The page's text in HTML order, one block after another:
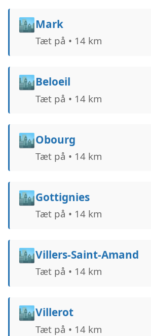
🏙️Mark
Tæt på • 14 km
🏙️Beloeil
Tæt på • 14 km
🏙️Obourg
Tæt på • 14 km
🏙️Gottignies
Tæt på • 14 km
🏙️Villers-Saint-Amand
Tæt på • 14 km
🏙️Villerot
Tæt på • 14 km